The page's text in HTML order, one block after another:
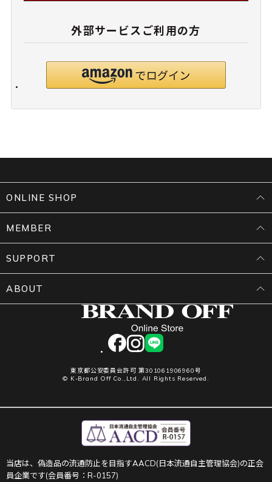
外部サービスご利用の方
facebookinstagram
LINE
東京都公安委員会許可 第301061906960号
© K-Brand Off Co.,Ltd. All Rights Reserved.
ONLINE SHOP
MEMBER
SUPPORT
ABOUT
当店は、偽造品の流通防止を目指すAACD(日本流通自主管理協会)の正会
員企業です(会員番号：R-0157)